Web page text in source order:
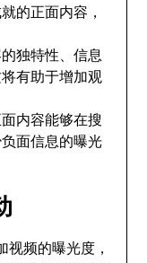
的正面内容，
独特性、信息
有助于增加观
内容能够在搜
面信息的曝光
频的曝光度，